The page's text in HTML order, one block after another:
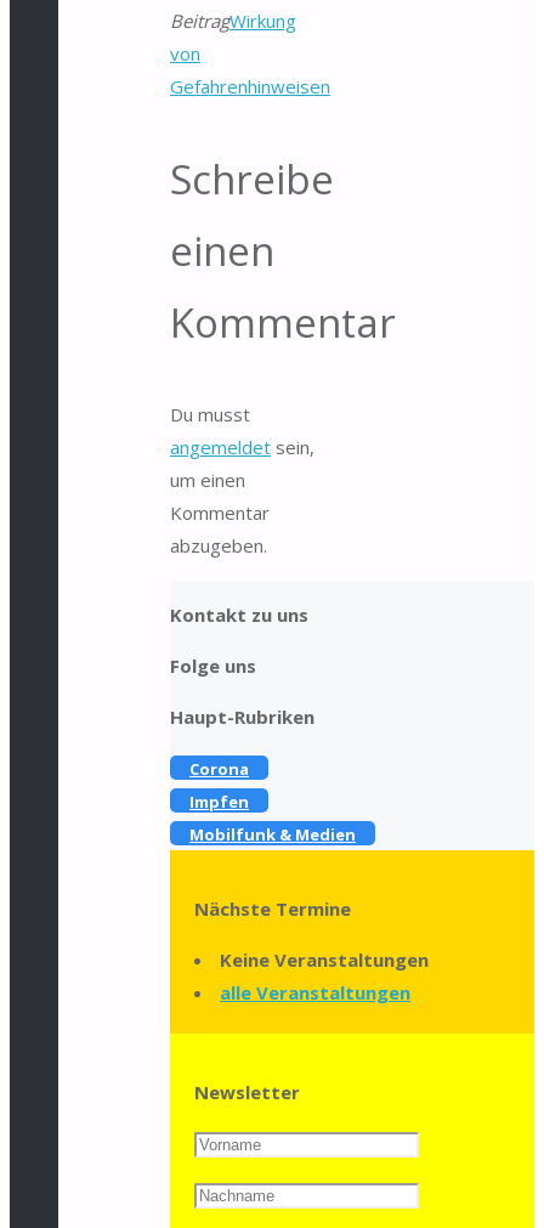
BeitragWirkung
von
Gefahrenhinweisen
Schreibe
einen
Kommentar
Du musst
angemeldet sein,
um einen
Kommentar
abzugeben.
Kontakt zu uns
Folge uns
Haupt-Rubriken
Corona
Impfen
Mobilfunk & Medien
Nächste Termine
Keine Veranstaltungen
alle Veranstaltungen
Newsletter